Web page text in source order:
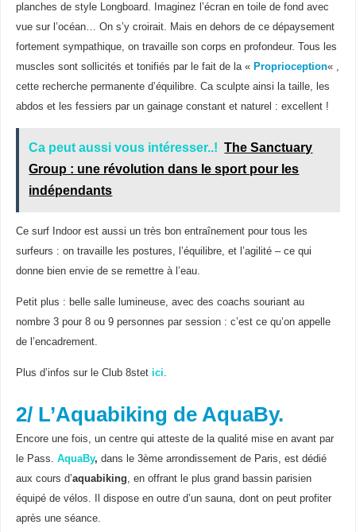
planches de style Longboard. Imaginez l’écran en toile de fond avec
vue sur l’océan… On s’y croirait. Mais en dehors de ce dépaysement
fortement sympathique, on travaille son corps en profondeur. Tous les
muscles sont sollicités et tonifiés par le fait de la « Proprioception« ,
cette recherche permanente d’équilibre. Ca sculpte ainsi la taille, les
abdos et les fessiers par un gainage constant et naturel : excellent !
Ca peut aussi vous intéresser..! The Sanctuary
Group : une révolution dans le sport pour les
indépendants
Ce surf Indoor est aussi un très bon entraînement pour tous les
surfeurs : on travaille les postures, l’équilibre, et l’agilité – ce qui
donne bien envie de se remettre à l’eau.
Petit plus : belle salle lumineuse, avec des coachs souriant au
nombre 3 pour 8 ou 9 personnes par session : c’est ce qu’on appelle
de l’encadrement.
Plus d’infos sur le Club 8stet ici.
2/ L’Aquabiking de AquaBy.
Encore une fois, un centre qui atteste de la qualité mise en avant par
le Pass. AquaBy, dans le 3ème arrondissement de Paris, est dédié
aux cours d’aquabiking, en offrant le plus grand bassin parisien
équipé de vélos. Il dispose en outre d’un sauna, dont on peut profiter
après une séance.